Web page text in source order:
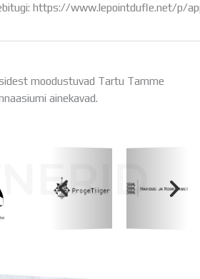
https://www.lepointdufle.net/p/
moodustuvad Tartu Tamme
ainekavad.